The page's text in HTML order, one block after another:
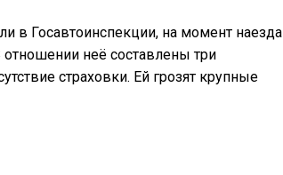
в Госавтоинспекции, на момент наезда
неё составлены три
страховки. Ей грозят крупные